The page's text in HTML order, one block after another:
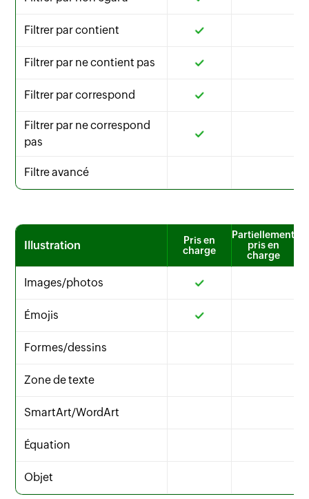
Filtrer par contient
Filtrer par ne contient pas
Filtrer par correspond
Filtrer par ne correspond
pas
Filtre avancé
Illustration
Pris en
charge
Partiellement
pris en
charge
Images/photos
Émojis
Formes/dessins
Zone de texte
SmartArt/WordArt
Équation
Objet